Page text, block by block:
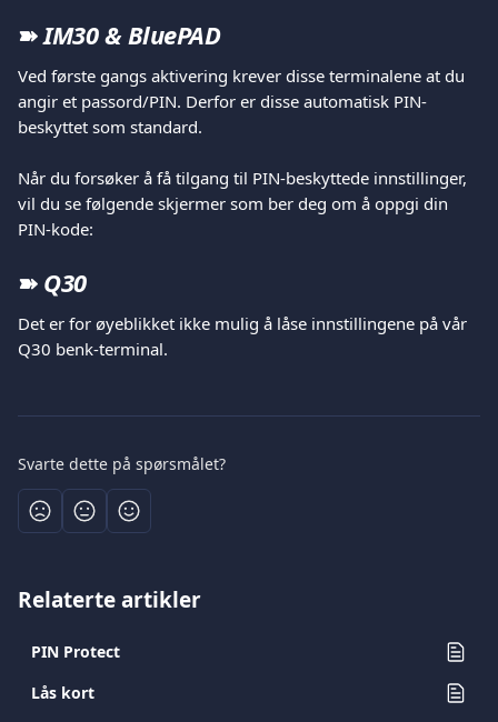
➽ IM30 & BluePAD
Ved første gangs aktivering krever disse terminalene at du
angir et passord/PIN. Derfor er disse automatisk PIN-
beskyttet som standard.
Når du forsøker å få tilgang til PIN-beskyttede innstillinger,
vil du se følgende skjermer som ber deg om å oppgi din
PIN-kode:
➽ Q30
Det er for øyeblikket ikke mulig å låse innstillingene på vår
Q30 benk-terminal.
Svarte dette på spørsmålet?
Relaterte artikler
PIN Protect
Lås kort